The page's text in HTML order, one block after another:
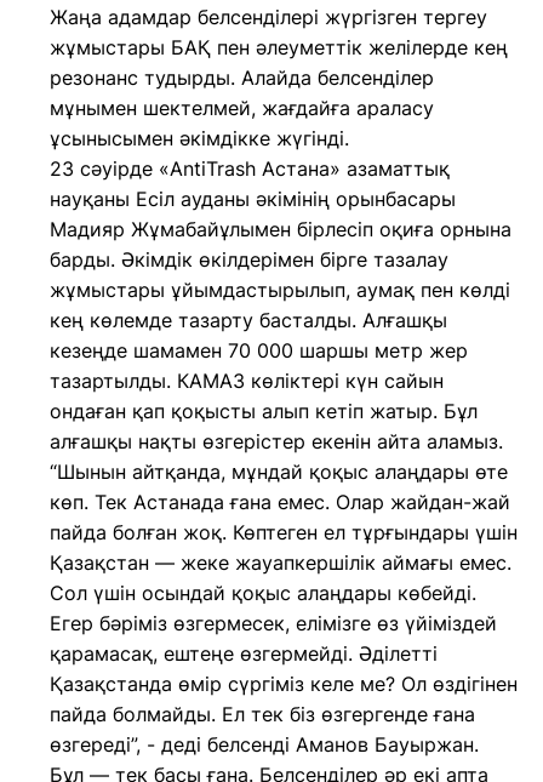
Жаңа адамдар белсенділері жүргізген тергеу
жұмыстары БАҚ пен әлеуметтік желілерде кең
резонанс тудырды. Алайда белсенділер
мұнымен шектелмей, жағдайға араласу
ұсынысымен әкімдікке жүгінді.
23 сәуірде «AntiTrash Aстана» азаматтық
науқаны Есіл ауданы әкімінің орынбасары
Мадияр Жұмабайұлымен бірлесіп оқиға орнына
барды. Әкімдік өкілдерімен бірге тазалау
жұмыстары ұйымдастырылып, аумақ пен көлді
кең көлемде тазарту басталды. Алғашқы
кезеңде шамамен 70 000 шаршы метр жер
тазартылды. КАМАЗ көліктері күн сайын
ондаған қап қоқысты алып кетіп жатыр. Бұл
алғашқы нақты өзгерістер екенін айта аламыз.
“Шынын айтқанда, мұндай қоқыс алаңдары өте
көп. Тек Астанада ғана емес. Олар жайдан-жай
пайда болған жоқ. Көптеген ел тұрғындары үшін
Қазақстан — жеке жауапкершілік аймағы емес.
Сол үшін осындай қоқыс алаңдары көбейді.
Егер бәріміз өзгермесек, елімізге өз үйіміздей
қарамасақ, ештеңе өзгермейді. Әділетті
Қазақстанда өмір сүргіміз келе ме? Ол өздігінен
пайда болмайды. Ел тек біз өзгергенде ғана
өзгереді”, - деді белсенді Аманов Бауыржан.
Бұл — тек басы ғана. Белсенділер әр екі апта